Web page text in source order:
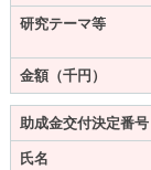
研究テーマ等
金額（千円）
助成金交付決定番号
氏名